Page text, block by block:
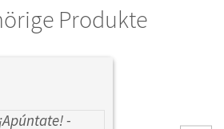
Produkte